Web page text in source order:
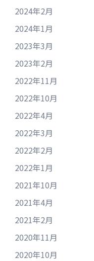
2024年2月
2024年1月
2023年3月
2023年2月
2022年11月
2022年10月
2022年4月
2022年3月
2022年2月
2022年1月
2021年10月
2021年4月
2021年2月
2020年11月
2020年10月